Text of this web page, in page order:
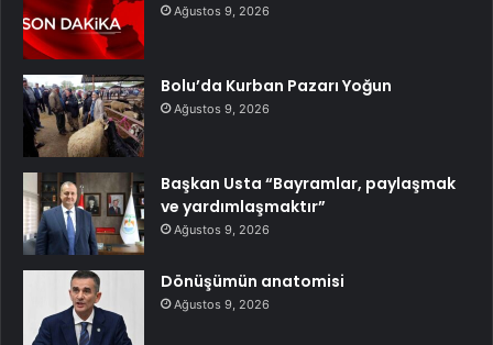
Ağustos 9, 2026
Bolu’da Kurban Pazarı Yoğun
Ağustos 9, 2026
Başkan Usta “Bayramlar, paylaşmak
ve yardımlaşmaktır”
Ağustos 9, 2026
Dönüşümün anatomisi
Ağustos 9, 2026